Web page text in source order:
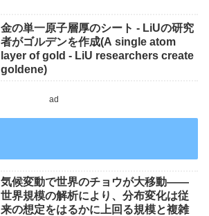
金の単一原子層厚のシート - LiUの研究
者がゴルデンを作成(A single atom
layer of gold - LiU researchers create
goldene)
ad
気候変動で世界のチョウが大移動――
世界規模の解析により、分布変化は従
来の想定をはるかに上回る規模と複雑